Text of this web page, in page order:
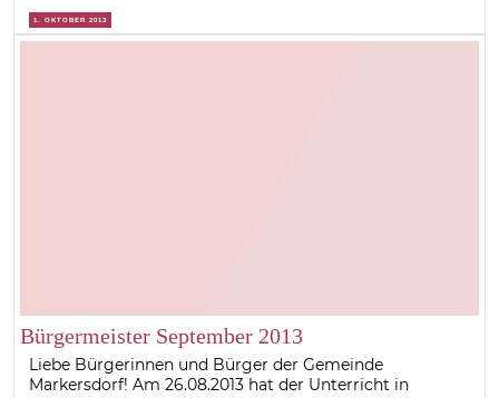
1. OKTOBER 2013
Bürgermeister September 2013
Liebe Bürgerinnen und Bürger der Gemeinde
Markersdorf! Am 26.08.2013 hat der Unterricht in